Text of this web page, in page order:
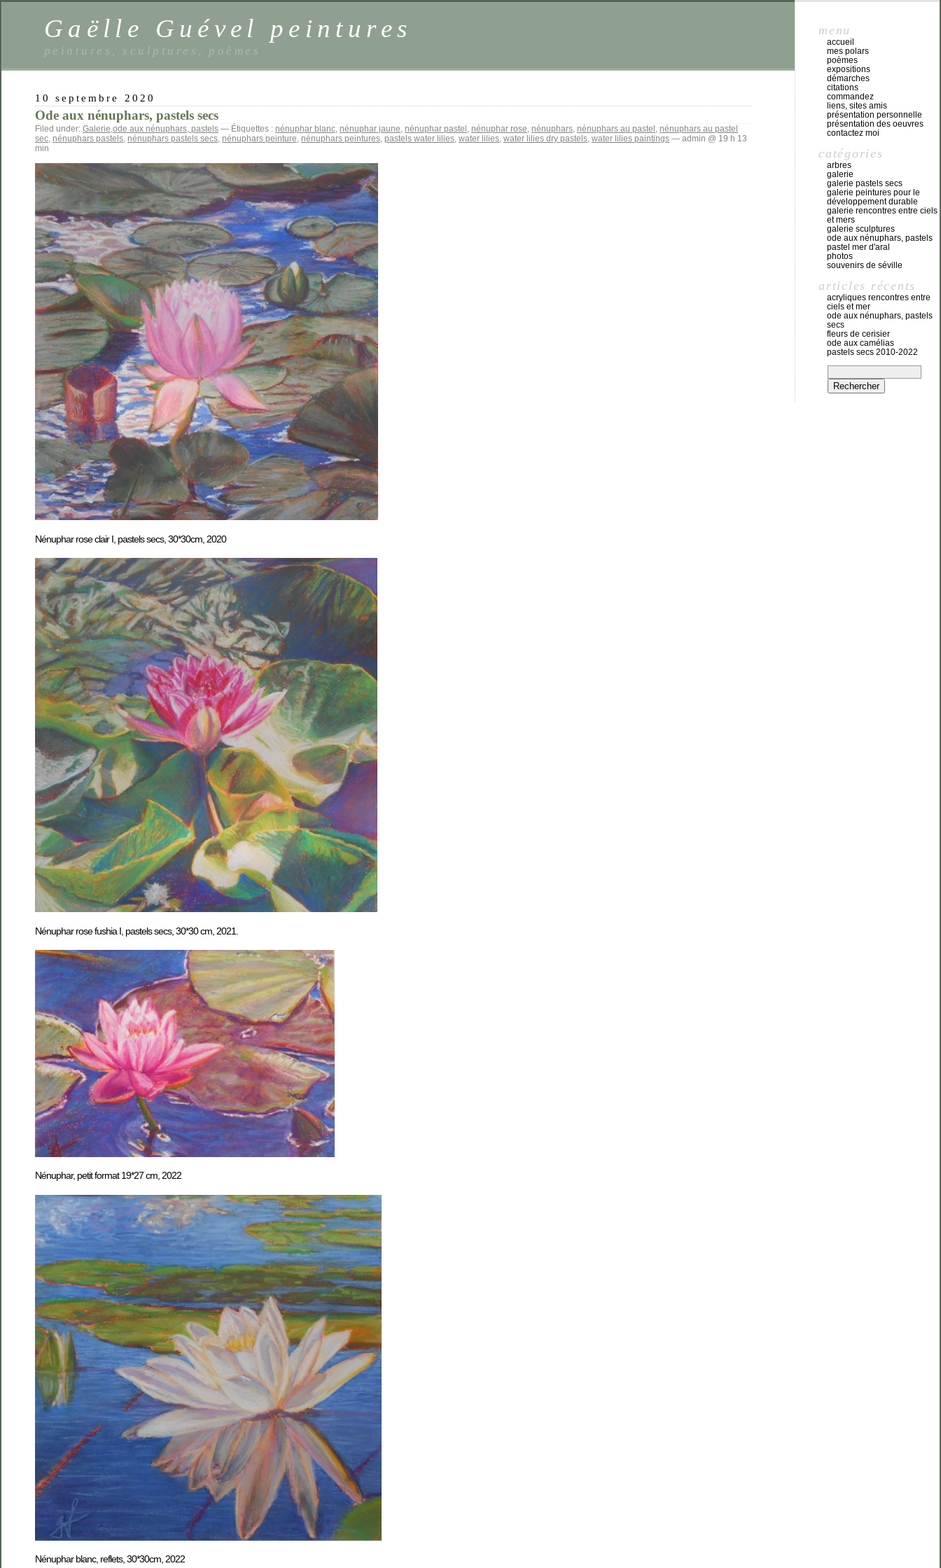
Gaëlle Guével peintures
peintures, sculptures, poèmes
10 septembre 2020
Ode aux nénuphars, pastels secs
Filed under: Galerie,ode aux nénuphars, pastels — Étiquettes : nénuphar blanc, nénuphar jaune, nénuphar pastel , nénuphar rose, nénuphars, nénuphars au pastel , nénuphars au pastel
sec, nénuphars pastels, nénuphars pastels secs, nénuphars peinture, nénuphars peintures, pastels water lilies, water lilies, water lilies dry pastels, water lilies paintings — admin @ 19 h 13
min
Nénuphar rose clair I, pastels secs, 30*30cm, 2020
Nénuphar rose fushia I, pastels secs, 30*30 cm, 2021.
Nénuphar, petit format 19*27 cm, 2022
Nénuphar blanc, reflets, 30*30cm, 2022
menu
accueil
mes polars
poèmes
expositions
démarches
citations
commandez
liens, sites amis
présentation personnelle
présentation des oeuvres
contactez moi
catégories
arbres
galerie
galerie pastels secs
galerie peintures pour le
développement durable
galerie rencontres entre ciels
et mers
galerie sculptures
ode aux nénuphars, pastels
pastel mer d'aral
photos
souvenirs de séville
articles récents
acryliques rencontres entre
ciels et mer
ode aux nénuphars, pastels
secs
fleurs de cerisier
ode aux camélias
pastels secs 2010-2022